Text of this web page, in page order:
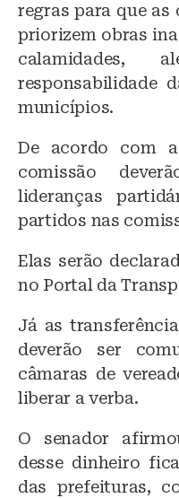
regras para que as
priorizem obras
responsabilidade
municípios.
De acordo com
comissão
lideranças
partidos nas
Elas serão
no Portal da
Já as
deverão ser
câmaras de
liberar a verba.
O senador
desse dinheiro
das prefeituras,